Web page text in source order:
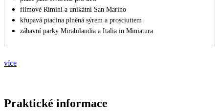
filmové Rimini a unikátní San Marino
křupavá piadina plněná sýrem a prosciuttem
zábavní parky Mirabilandia a Italia in Miniatura
více
Praktické informace